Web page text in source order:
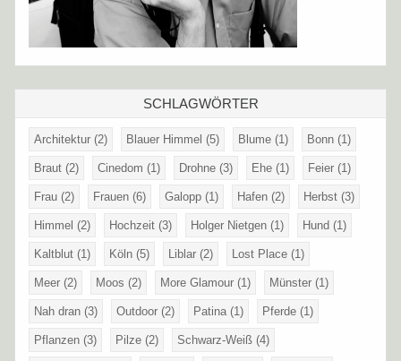
SCHLAGWÖRTER
Architektur (2) Blauer Himmel (5) Blume (1) Bonn (1)
Braut (2) Cinedom (1) Drohne (3) Ehe (1) Feier (1)
Frau (2) Frauen (6) Galopp (1) Hafen (2) Herbst (3)
Himmel (2) Hochzeit (3) Holger Nietgen (1) Hund (1)
Kaltblut (1) Köln (5) Liblar (2) Lost Place (1)
Meer (2) Moos (2) More Glamour (1) Münster (1)
Nah dran (3) Outdoor (2) Patina(1) Pferde (1)
Pflanzen (3) Pilze (2) Schwarz-Weiß (4)